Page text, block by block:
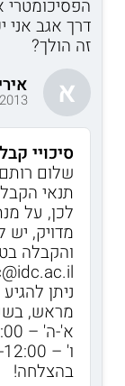
דרך אגב אני
זה הולך?
א
סיכויי
שלום
תנאי
לכן, על
מדויק, יש
ניתן
מראש,
א'-ה' – 08:00-19:00
ו' – 09:00-12:00
בהצלחה!